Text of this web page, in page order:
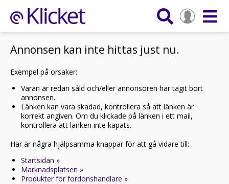
Annonsen kan inte hittas just nu.
Exempel på orsaker:
Varan är redan såld och/eller annonsören har tagit bort
annonsen.
Länken kan vara skadad, kontrollera så att länken är
korrekt angiven. Om du klickade på länken i ett mail,
kontrollera att länken inte kapats.
Här är några hjälpsamma knappar för att gå vidare till:
Startsidan »
Marknadsplatsen »
Produkter för fordonshandlare »